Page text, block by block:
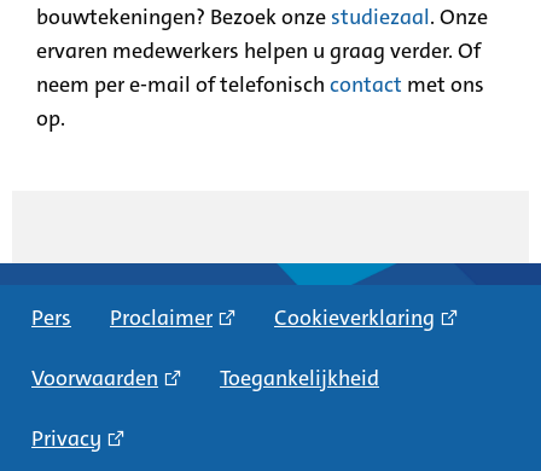
bouwtekeningen? Bezoek onze studiezaal. Onze
ervaren medewerkers helpen u graag verder. Of
neem per e-mail of telefonisch contact met ons
op.
Pers Proclaimer Cookieverklaring
Voorwaarden Toegankelijkheid
Privacy